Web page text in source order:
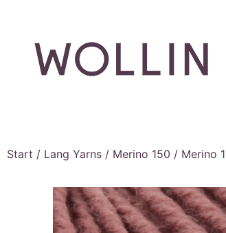
Start / Lang Yarns / Merino 150 / Merino